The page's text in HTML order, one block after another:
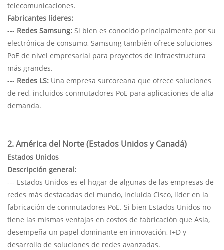
telecomunicaciones.
Fabricantes líderes:
--- Redes Samsung: Si bien es conocido principalmente por su
electrónica de consumo, Samsung también ofrece soluciones
PoE de nivel empresarial para proyectos de infraestructura
más grandes.
--- Redes LS: Una empresa surcoreana que ofrece soluciones
de red, incluidos conmutadores PoE para aplicaciones de alta
demanda.
2. América del Norte (Estados Unidos y Canadá)
Estados Unidos
Descripción general:
--- Estados Unidos es el hogar de algunas de las empresas de
redes más destacadas del mundo, incluida Cisco, líder en la
fabricación de conmutadores PoE. Si bien Estados Unidos no
tiene las mismas ventajas en costos de fabricación que Asia,
desempeña un papel dominante en innovación, I+D y
desarrollo de soluciones de redes avanzadas.